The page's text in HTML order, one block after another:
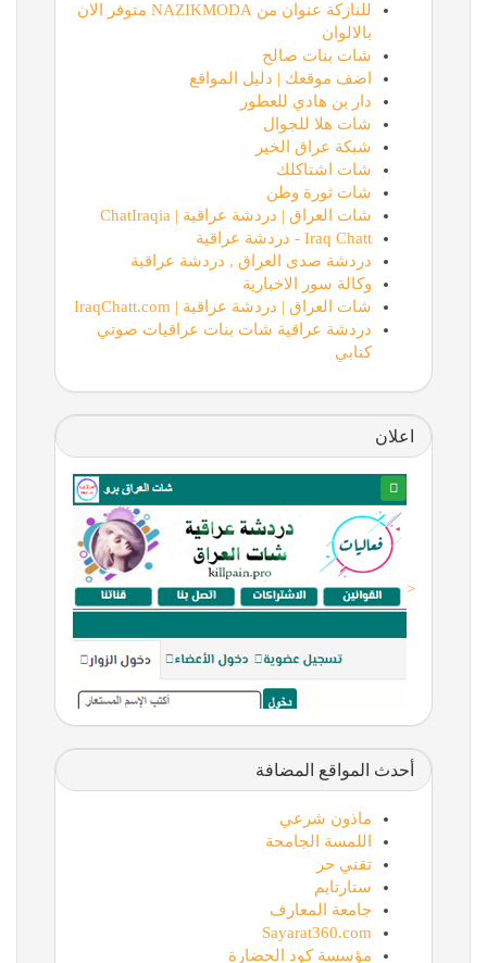
للنازكة عنوان من NAZIKMODA متوفر الان
بالالوان
شات بنات صالح
اضف موقعك | دليل المواقع
دار بن هادي للعطور
شات هلا للجوال
شبكة عراق الخير
شات اشتاكلك
شات ثورة وطن
شات العراق | دردشة عراقية | ChatIraqia
Iraq Chatt - دردشة عراقية
دردشة صدى العراق , دردشة عراقية
وكالة سور الاخبارية
شات العراق | دردشة عراقية | IraqChatt.com
دردشة عراقية شات بنات عراقيات صوتي
كتابي
اعلان
أحدث المواقع المضافة
ماذون شرعي
اللمسة الجامحة
تقني حر
ستارتايم
جامعة المعارف
Sayarat360.com
مؤسسة كود الحضارة